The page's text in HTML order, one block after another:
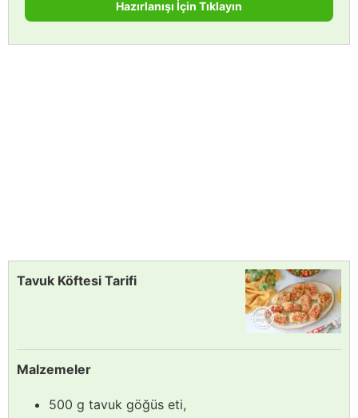
Hazırlanışı İçin Tıklayın
Tavuk Köftesi Tarifi
Malzemeler
500 g tavuk göğüs eti,